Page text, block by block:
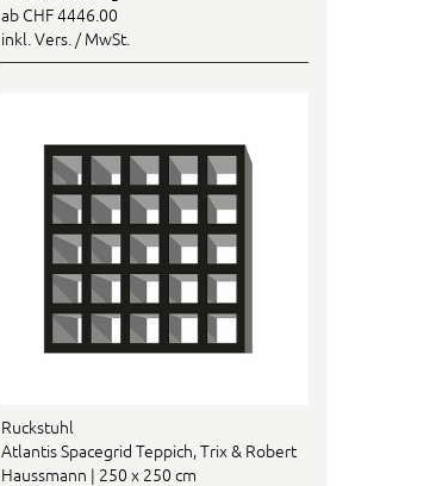
ab CHF 4446.00
inkl. Vers. / MwSt.
Ruckstuhl
Atlantis Spacegrid Teppich, Trix & Robert
Haussmann | 250 x 250 cm